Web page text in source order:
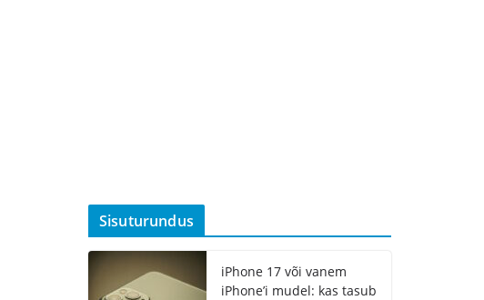
Sisuturundus
iPhone 17 või vanem
iPhone’i mudel: kas tasub